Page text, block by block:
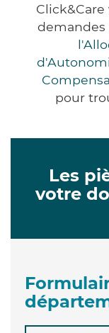
demandes
pour
Les
votre